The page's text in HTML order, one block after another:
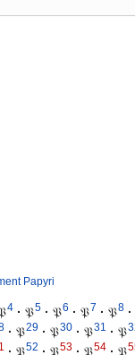
Papyri
4 · 𝔓5 · 𝔓6 · 𝔓7 · 𝔓8 ·
· 𝔓29 · 𝔓30 · 𝔓31 · 𝔓
· 𝔓52 · 𝔓53 · 𝔓54 · 𝔓